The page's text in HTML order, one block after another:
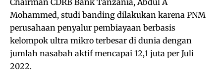
Chairman CDRB Bank Tanzania, Abdul A
Mohammed, studi banding dilakukan karena PNM
perusahaan penyalur pembiayaan berbasis
kelompok ultra mikro terbesar di dunia dengan
jumlah nasabah aktif mencapai 12,1 juta per Juli
2022.